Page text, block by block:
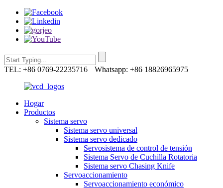
TEL: +86 0769-22235716 Whatsapp: +86 18826965975
Hogar
Productos
Sistema servo
Sistema servo universal
Sistema servo dedicado
Servosistema de control de tensión
Sistema Servo de Cuchilla Rotatoria
Sistema servo Chasing Knife
Servoaccionamiento
Servoaccionamiento económico